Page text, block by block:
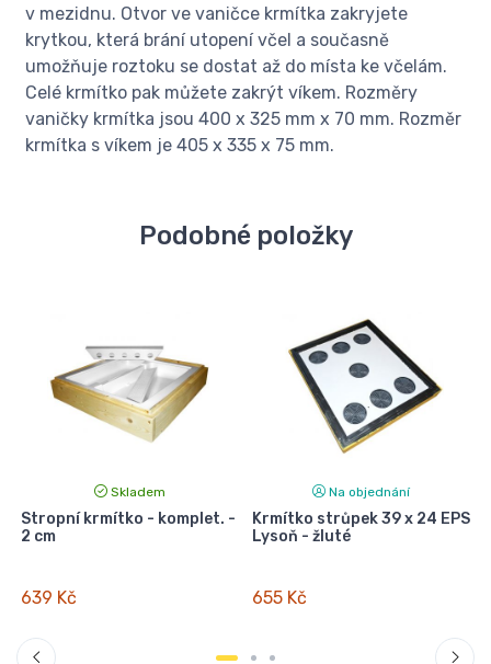
v mezidnu. Otvor ve vaničce krmítka zakryjete
krytkou, která brání utopení včel a současně
umožňuje roztoku se dostat až do místa ke včelám.
Celé krmítko pak můžete zakrýt víkem. Rozměry
vaničky krmítka jsou 400 x 325 mm x 70 mm. Rozměr
krmítka s víkem je 405 x 335 x 75 mm.
Podobné položky
Skladem
Stropní krmítko - komplet. -
2 cm
639 Kč
Na objednání
Krmítko strůpek 39 x 24 EPS
Lysoň - žluté
655 Kč